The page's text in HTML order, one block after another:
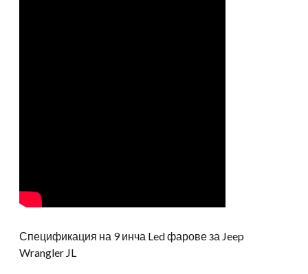
Спецификация на 9 инча Led фарове за Jeep
Wrangler JL